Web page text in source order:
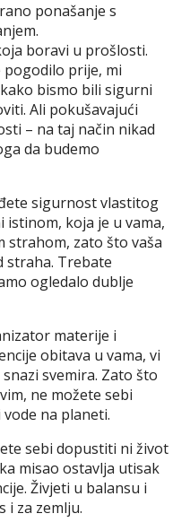
ponašanje s
boravi u prošlosti.
pogodilo prije, mi
bismo bili sigurni
Ali pokušavajući
– na taj način nikad
da budemo
sigurnost vlastitog
istinom, koja je u vama,
strahom, zato što vaša
straha. Trebate
ogledalo dublje
materije i
obitava u vama, vi
svemira. Zato što
ne možete sebi
na planeti.
sebi dopustiti ni život
misao ostavlja utisak
Živjeti u balansu i
i za zemlju.